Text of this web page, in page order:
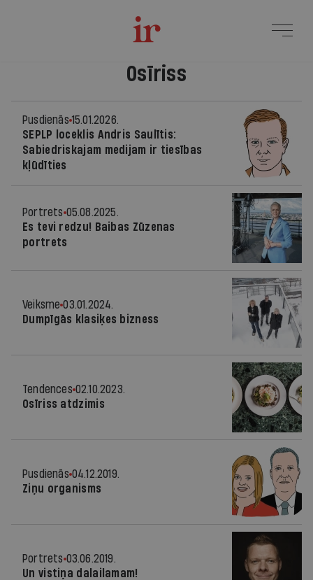
Osīriss
Pusdienās 15.01.2026.
SEPLP loceklis Andris Saulītis:
Sabiedriskajam medijam ir tiesības
kļūdīties
Portrets 05.08.2025.
Es tevi redzu! Baibas Zūzenas
portrets
Veiksme 03.01.2024.
Dumpīgās klasiķes bizness
Tendences 02.10.2023.
Osīriss atdzimis
Pusdienās 04.12.2019.
Ziņu organisms
Portrets 03.06.2019.
Un vistiņa dalailamam!